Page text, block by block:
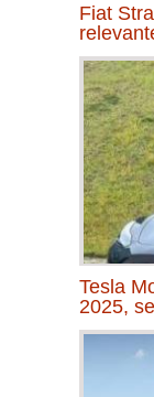
Fiat
Tesla
2025,